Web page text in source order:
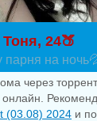
Тоня, 24🍑
парня на
через
(03.08) 2024 и